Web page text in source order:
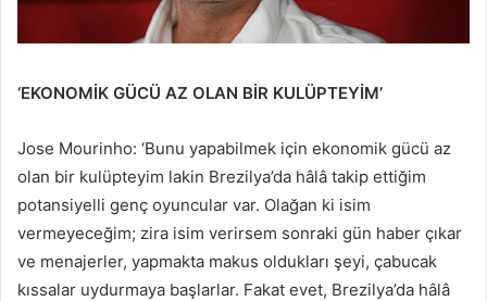
‘EKONOMİK GÜCÜ AZ OLAN BİR KULÜPTEYİM’
Jose Mourinho: ‘Bunu yapabilmek için ekonomik gücü az
olan bir kulüpteyim lakin Brezilya’da hâlâ takip ettiğim
potansiyelli genç oyuncular var. Olağan ki isim
vermeyeceğim; zira isim verirsem sonraki gün haber çıkar
ve menajerler, yapmakta makus oldukları şeyi, çabucak
kıssalar uydurmaya başlarlar. Fakat evet, Brezilya’da hâlâ